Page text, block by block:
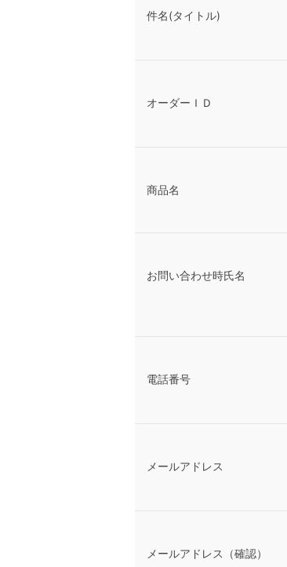
件名(タイトル)
オーダーＩＤ
商品名
お問い合わせ時氏名
電話番号
メールアドレス
メールアドレス（確認）